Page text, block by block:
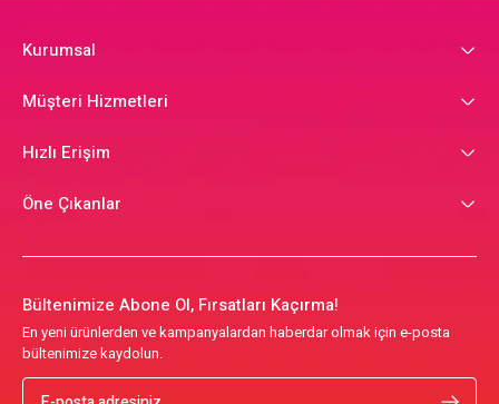
Kurumsal
Müşteri Hizmetleri
Hızlı Erişim
Öne Çıkanlar
Bültenimize Abone Ol, Fırsatları Kaçırma!
En yeni ürünlerden ve kampanyalardan haberdar olmak için e-posta
bültenimize kaydolun.